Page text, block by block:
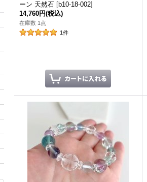
ーン 天然石 [b10-18-002]
14,760円(税込)
在庫数 1点
1件